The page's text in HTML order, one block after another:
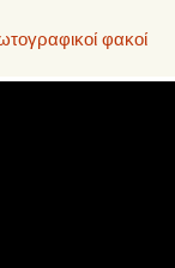
φακοί